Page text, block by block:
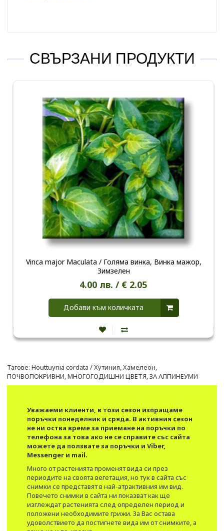
СВЪРЗАНИ ПРОДУКТИ
Vinca major Maculata / Голяма винка, Винка мажор,
Зимзелен
4.00 лв. / € 2.05
Добави към количката
Тагове: Houttuynia cordata / Хутиния,Xaмeлeoн,
ПОЧВОПОКРИВНИ,МНОГОГОДИШНИ ЦВЕТЯ,ЗА АЛПИНЕУМИ
Уважаеми клиенти, в този сезон изпращаме
поръчки понеделник и сряда. В активния сезон
не ни оства време за приемане на поръчки по
телефона за това ако не се справите със сайта
можете да ползвате за поръчки и Viber,
Messenger и mail.
Много от растенията променят вида си през
периодите на своята вегетация, но тук в сайта със
снимки се представят в най-атрактивния им вид.​
Повечето снимки в сайта ни показват как ще
изглеждат растенията след определен период и
положени необходимите грижи. За Вас остава
удоволствието да постигнете вида им от снимките, а